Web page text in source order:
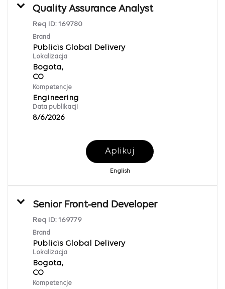
Quality Assurance Analyst
Req ID: 169780
Brand
Publicis Global Delivery
Lokalizacja
Bogota,
Kompetencje
Engineering
Data publikacji
8/6/2026
Aplikuj
English
Senior Front-end Developer
Req ID: 169779
Brand
Publicis Global Delivery
Lokalizacja
Bogota,
Kompetencje